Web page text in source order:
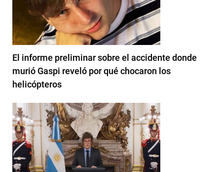
El informe preliminar sobre el accidente donde
murió Gaspi reveló por qué chocaron los
helicópteros